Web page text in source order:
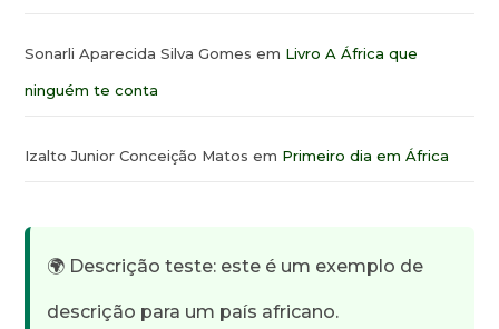
Sonarli Aparecida Silva Gomes em Livro A África que
ninguém te conta
Izalto Junior Conceição Matos em Primeiro dia em África
🌍 Descrição teste: este é um exemplo de
descrição para um país africano.